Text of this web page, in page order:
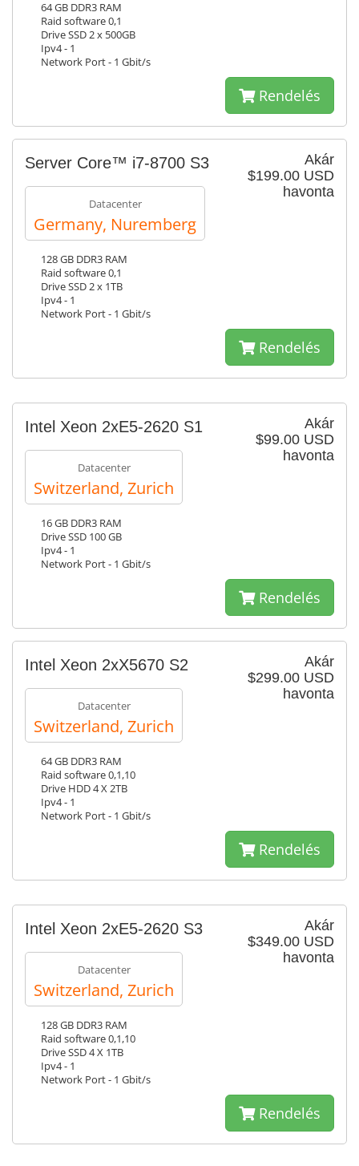
64 GB DDR3 RAM
Raid software 0,1
Drive SSD 2 x 500GB
Ipv4 - 1
Network Port - 1 Gbit/s
Rendelés
Akár
$199.00 USD
havonta
Server Core™ i7-8700 S3
Datacenter
Germany, Nuremberg
128 GB DDR3 RAM
Raid software 0,1
Drive SSD 2 x 1TB
Ipv4 - 1
Network Port - 1 Gbit/s
Rendelés
Akár
$99.00 USD
havonta
Intel Xeon 2xE5-2620 S1
Datacenter
Switzerland, Zurich
16 GB DDR3 RAM
Drive SSD 100 GB
Ipv4 - 1
Network Port - 1 Gbit/s
Rendelés
Akár
$299.00 USD
havonta
Intel Xeon 2xX5670 S2
Datacenter
Switzerland, Zurich
64 GB DDR3 RAM
Raid software 0,1,10
Drive HDD 4 X 2TB
Ipv4 - 1
Network Port - 1 Gbit/s
Rendelés
Akár
$349.00 USD
havonta
Intel Xeon 2xE5-2620 S3
Datacenter
Switzerland, Zurich
128 GB DDR3 RAM
Raid software 0,1,10
Drive SSD 4 X 1TB
Ipv4 - 1
Network Port - 1 Gbit/s
Rendelés